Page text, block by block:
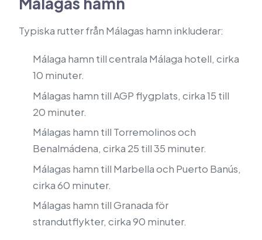
Typiska rutter från Málagas hamn inkluderar:
Málaga hamn till centrala Málaga hotell, cirka
10 minuter.
Málagas hamn till AGP flygplats, cirka 15 till
20 minuter.
Málagas hamn till Torremolinos och
Benalmádena, cirka 25 till 35 minuter.
Málagas hamn till Marbella och Puerto Banús,
cirka 60 minuter.
Málagas hamn till Granada för
strandutflykter, cirka 90 minuter.